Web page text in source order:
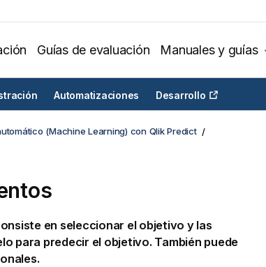
Guías de evaluación Manuales y guías
Automatizaciones Desarrollo
(Machine Learning) con Qlik Predict
en seleccionar el objetivo y las
para predecir el objetivo. También puede